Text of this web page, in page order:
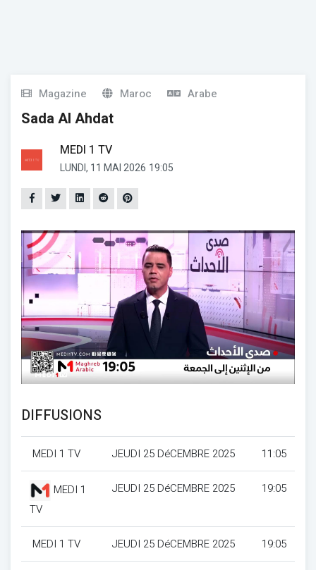
Magazine Maroc Arabe
Sada Al Ahdat
MEDI 1 TV
LUNDI, 11 MAI 2026 19:05
DIFFUSIONS
MEDI 1 TV JEUDI 25 DéCEMBRE 2025 11:05
MEDI 1
TV
JEUDI 25 DéCEMBRE 2025 19:05
MEDI 1 TV JEUDI 25 DéCEMBRE 2025 19:05